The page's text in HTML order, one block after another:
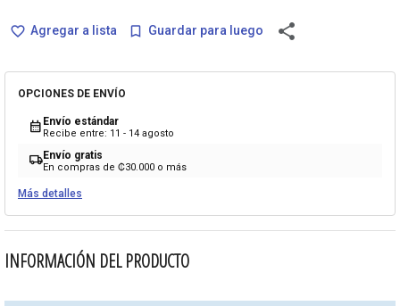
favorite_border Agregar a lista bookmark_border Guardar para luego share
OPCIONES DE ENVÍO
calendar_month Envío estándar
Recibe entre: 11 - 14 agosto
local_shippingEnvío gratis
En compras de ₡30.000 o más
Más detalles
INFORMACIÓN DEL PRODUCTO